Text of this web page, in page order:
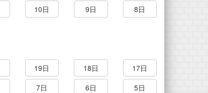
10日 9日
8日
19日 18日
17日
7日 6日
5日